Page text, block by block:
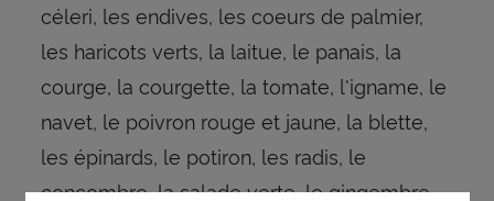
céleri, les endives, les coeurs de palmier,
les haricots verts, la laitue, le panais, la
courge, la courgette, la tomate, l'igname, le
navet, le poivron rouge et jaune, la blette,
les épinards, le potiron, les radis, le
concombre, la salade verte, le gingembre.